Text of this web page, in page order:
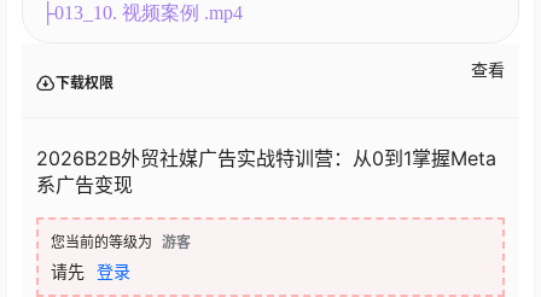
├013_10. 视频案例 .mp4
下载权限
查看
2026B2B外贸社媒广告实战特训营：从0到1掌握Meta
系广告变现
您当前的等级为 游客
请先 登录